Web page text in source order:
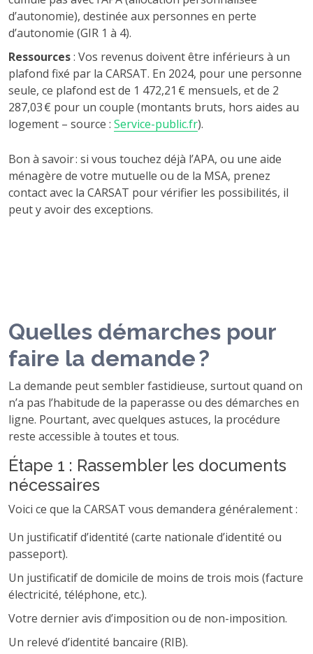
d’autonomie), destinée aux personnes en perte
d’autonomie (GIR 1 à 4).
Ressources: Vos revenus doivent être inférieurs à un
plafond fixé par la CARSAT. En 2024, pour une personne
seule, ce plafond est de 1 472,21 € mensuels, et de 2
287,03 € pour un couple (montants bruts, hors aides au
logement – source : Service-public.fr).
Bon à savoir : si vous touchez déjà l’APA, ou une aide
ménagère de votre mutuelle ou de la MSA, prenez
contact avec la CARSAT pour vérifier les possibilités, il
peut y avoir des exceptions.
Quelles démarches pour
faire la demande ?
La demande peut sembler fastidieuse, surtout quand on
n’a pas l’habitude de la paperasse ou des démarches en
ligne. Pourtant, avec quelques astuces, la procédure
reste accessible à toutes et tous.
Étape 1 : Rassembler les documents
nécessaires
Voici ce que la CARSAT vous demandera généralement :
Un justificatif d’identité (carte nationale d’identité ou
passeport).
Un justificatif de domicile de moins de trois mois (facture
électricité, téléphone, etc.).
Votre dernier avis d’imposition ou de non-imposition.
Un relevé d’identité bancaire (RIB).